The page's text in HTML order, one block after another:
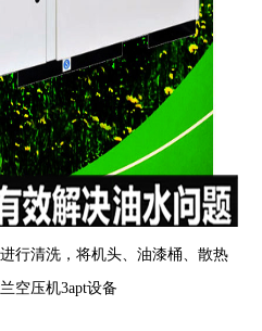
行清洗，将机头、油漆桶、散热
空压机3apt设备